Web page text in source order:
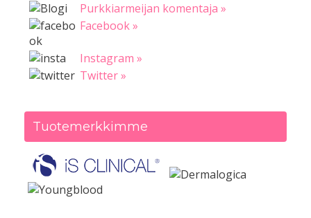
Purkkiarmeijan komentaja »
Facebook »
Instagram »
Twitter »
Tuotemerkkimme